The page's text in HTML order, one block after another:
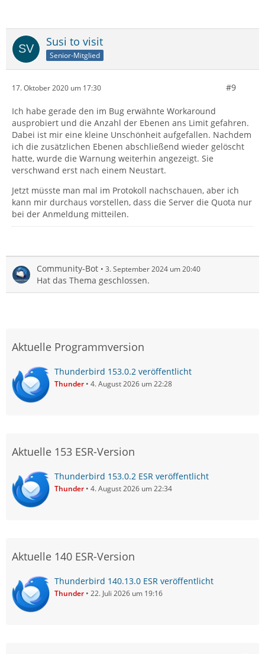
Susi to visit
Senior-Mitglied
17. Oktober 2020 um 17:30 #9
Ich habe gerade den im Bug erwähnte Workaround
ausprobiert und die Anzahl der Ebenen ans Limit gefahren.
Dabei ist mir eine kleine Unschönheit aufgefallen. Nachdem
ich die zusätzlichen Ebenen abschließend wieder gelöscht
hatte, wurde die Warnung weiterhin angezeigt. Sie
verschwand erst nach einem Neustart.
Jetzt müsste man mal im Protokoll nachschauen, aber ich
kann mir durchaus vorstellen, dass die Server die Quota nur
bei der Anmeldung mitteilen.
Community-Bot 3. September 2024 um 20:40
Hat das Thema geschlossen.
Aktuelle Programmversion
Thunderbird 153.0.2 veröffentlicht
Thunder 4. August 2026 um 22:28
Aktuelle 153 ESR-Version
Thunderbird 153.0.2 ESR veröffentlicht
Thunder 4. August 2026 um 22:34
Aktuelle 140 ESR-Version
Thunderbird 140.13.0 ESR veröffentlicht
Thunder 22. Juli 2026 um 19:16